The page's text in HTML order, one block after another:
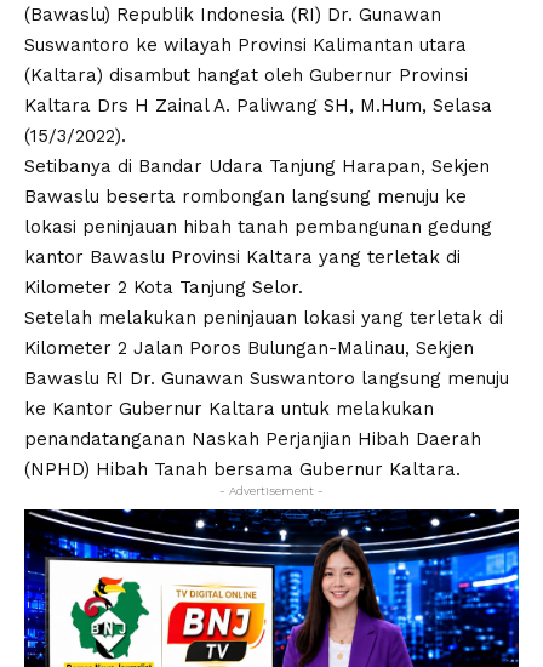
(Bawaslu) Republik Indonesia (RI) Dr. Gunawan
Suswantoro ke wilayah Provinsi Kalimantan utara
(Kaltara) disambut hangat oleh Gubernur Provinsi
Kaltara Drs H Zainal A. Paliwang SH, M.Hum, Selasa
(15/3/2022).
Setibanya di Bandar Udara Tanjung Harapan, Sekjen
Bawaslu beserta rombongan langsung menuju ke
lokasi peninjauan hibah tanah pembangunan gedung
kantor Bawaslu Provinsi Kaltara yang terletak di
Kilometer 2 Kota Tanjung Selor.
Setelah melakukan peninjauan lokasi yang terletak di
Kilometer 2 Jalan Poros Bulungan-Malinau, Sekjen
Bawaslu RI Dr. Gunawan Suswantoro langsung menuju
ke Kantor Gubernur Kaltara untuk melakukan
penandatanganan Naskah Perjanjian Hibah Daerah
(NPHD) Hibah Tanah bersama Gubernur Kaltara.
- Advertisement -